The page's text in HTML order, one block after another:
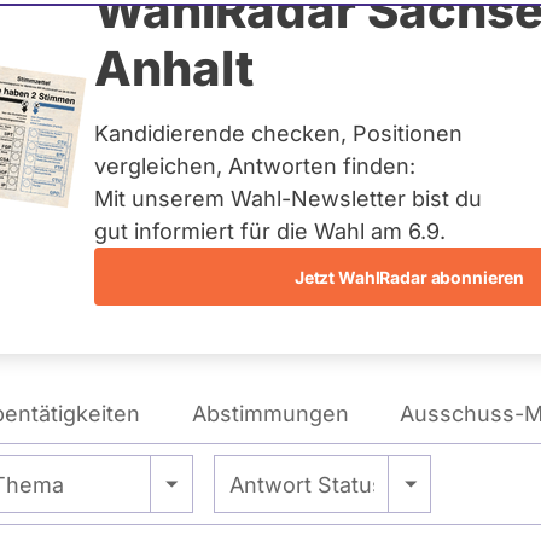
Anhalt
Kandidierende checken, Positionen
vergleichen, Antworten finden:
Mit unserem Wahl-Newsletter bist du
gut informiert für die Wahl am 6.9.
Jetzt WahlRadar abonnieren
Marburg
Wie tickt Sören Bartol?
Abstimmungen Ausschuss-
Alle - Antwort Status
- Alle -